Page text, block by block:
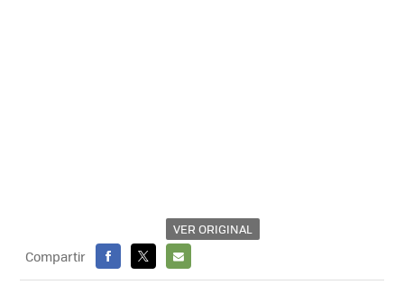
VER ORIGINAL
Compartir
FACEBOOK
X
E-